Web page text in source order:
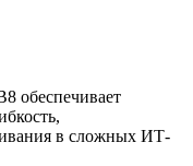
обеспечивает
в сложных ИТ-